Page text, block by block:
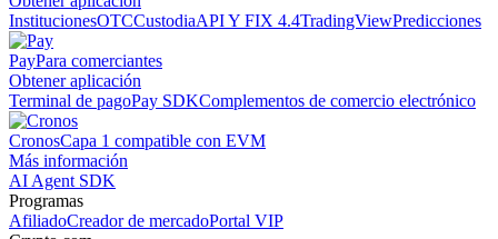
InstitucionesOTCCustodiaAPI Y FIX 4.4TradingViewPredicciones
PayPara comerciantes
Obtener aplicación
Terminal de pagoPay SDKComplementos de comercio electrónico
CronosCapa 1 compatible con EVM
Más información
AI Agent SDK
Programas
AfiliadoCreador de mercadoPortal VIP